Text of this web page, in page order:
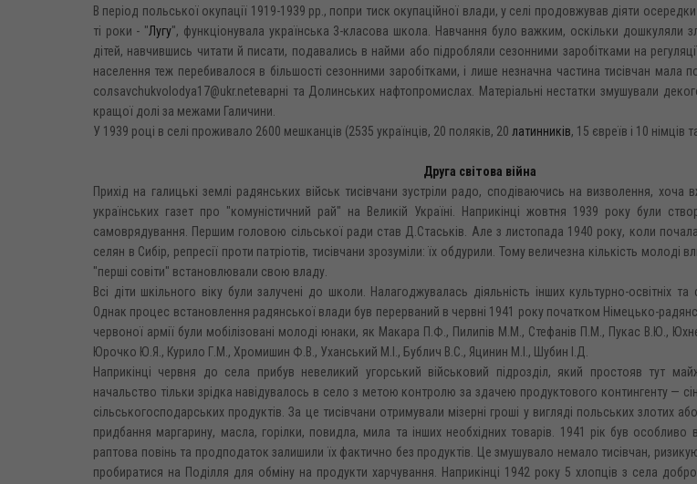
В період польської окупації 1919-1939 pp., попри тиск окупаційної влади, у селі продовжував діяти
ті роки - "Лугу", функціонувала українська 3-класова школа. Навчання було важким, оскільки дошкуляли
дітей, навчившись читати й писати, подавались в найми або підробляли сезонними заробітками на
населення теж перебивалося в більшості сезонними заробітками, і лише незначна частина тисівчан мала
солsavchukvolodya17@ukr.netеварні та Долинських нафтопромислах. Матеріальні нестатки змушували
кращої долі за межами Галичини.
У 1939 році в селі проживало 2600 мешканців (2535 українців, 20 поляків, 20 латинників, 15 євреїв і 10 німців
Друга світова війна
Прихід на галицькі землі радянських військ тисівчани зустріли радо, сподіваючись на визволення,
українських газет про "комуністичний рай" на Великій Україні. Наприкінці жовтня 1939 року були
самоврядування. Першим головою сільської ради став Д.Стаськів. Але з листопада 1940 року, коли
селян в Сибір, репресії проти патріотів, тисівчани зрозуміли: їх обдурили. Тому величезна кількість молоді
"перші совіти" встановлювали свою владу.
Всі діти шкільного віку були залучені до школи. Налагоджувалась діяльність інших культурно-освітніх та
Однак процес встановлення радянської влади був перерваний в червні 1941 року початком Німецько-
червоної армії були мобілізовані молоді юнаки, як Макара П.Ф., Пилипів М.М., Стефанів П.М., Пукас В.Ю.,
Юрочко Ю.Я., Курило Г.М., Хромишин Ф.В., Уханський М.І., Бублич B.C., Яцинин М.І., Шубин І.Д.
Наприкінці червня до села прибув невеликий угорський військовий підрозділ, який простояв тут
начальство тільки зрідка навідувалось в село з метою контролю за здачею продуктового контингенту —
сільськогосподарських продуктів. За це тисівчани отримували мізерні гроші у вигляді польських злотих
придбання маргарину, масла, горілки, повидла, мила та інших необхідних товарів. 1941 рік був особливо
раптова повінь та продподаток залишили їх фактично без продуктів. Це змушувало немало тисівчан,
пробиратися на Поділля для обміну на продукти харчування. Наприкінці 1942 року 5 хлопців з села